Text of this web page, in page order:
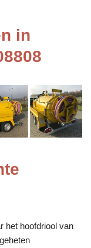
in
het hoofdriool van